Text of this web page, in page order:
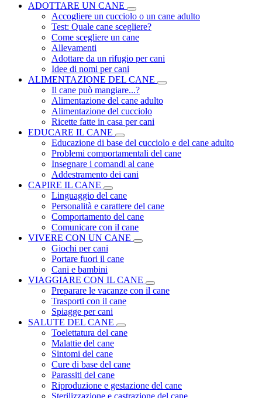
ADOTTARE UN CANE
Accogliere un cucciolo o un cane adulto
Test: Quale cane scegliere?
Come scegliere un cane
Allevamenti
Adottare da un rifugio per cani
Idee di nomi per cani
ALIMENTAZIONE DEL CANE
Il cane può mangiare...?
Alimentazione del cane adulto
Alimentazione del cucciolo
Ricette fatte in casa per cani
EDUCARE IL CANE
Educazione di base del cucciolo e del cane adulto
Problemi comportamentali del cane
Insegnare i comandi al cane
Addestramento dei cani
CAPIRE IL CANE
Linguaggio del cane
Personalità e carattere del cane
Comportamento del cane
Comunicare con il cane
VIVERE CON UN CANE
Giochi per cani
Portare fuori il cane
Cani e bambini
VIAGGIARE CON IL CANE
Preparare le vacanze con il cane
Trasporti con il cane
Spiagge per cani
SALUTE DEL CANE
Toelettatura del cane
Malattie del cane
Sintomi del cane
Cure di base del cane
Parassiti del cane
Riproduzione e gestazione del cane
Sterilizzazione e castrazione del cane